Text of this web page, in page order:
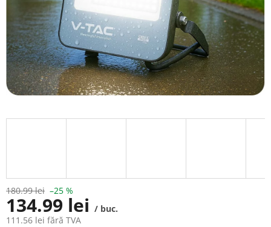
180.99 lei –25 %
134.99 lei / buc.
111.56 lei fără TVA